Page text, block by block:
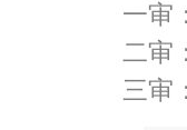
一审
二审
三审